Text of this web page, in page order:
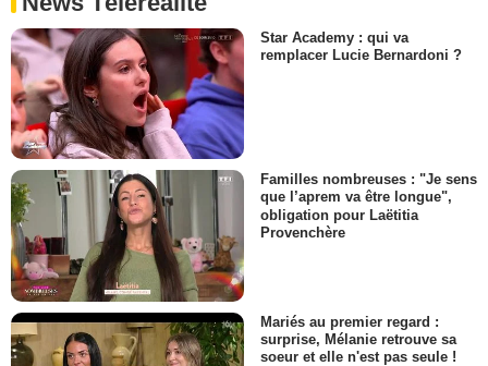
Star Academy : qui va
remplacer Lucie Bernardoni ?
Familles nombreuses : "Je sens
que l’aprem va être longue",
obligation pour Laëtitia
Provenchère
Mariés au premier regard :
surprise, Mélanie retrouve sa
soeur et elle n'est pas seule !